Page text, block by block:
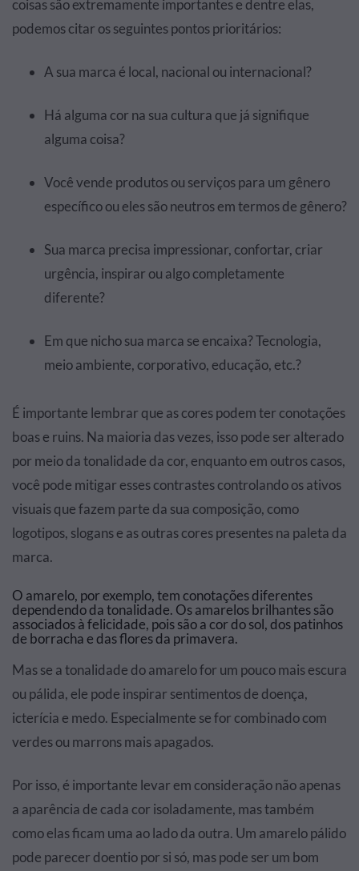
coisas são extremamente importantes e dentre elas,
podemos citar os seguintes pontos prioritários:
A sua marca é local, nacional ou internacional?
Há alguma cor na sua cultura que já signifique
alguma coisa?
Você vende produtos ou serviços para um gênero
específico ou eles são neutros em termos de gênero?
Sua marca precisa impressionar, confortar, criar
urgência, inspirar ou algo completamente
diferente?
Em que nicho sua marca se encaixa? Tecnologia,
meio ambiente, corporativo, educação, etc.?
É importante lembrar que as cores podem ter conotações
boas e ruins. Na maioria das vezes, isso pode ser alterado
por meio da tonalidade da cor, enquanto em outros casos,
você pode mitigar esses contrastes controlando os ativos
visuais que fazem parte da sua composição, como
logotipos, slogans e as outras cores presentes na paleta da
marca.
O amarelo, por exemplo, tem conotações diferentes
dependendo da tonalidade. Os amarelos brilhantes são
associados à felicidade, pois são a cor do sol, dos patinhos
de borracha e das flores da primavera.
Mas se a tonalidade do amarelo for um pouco mais escura
ou pálida, ele pode inspirar sentimentos de doença,
icterícia e medo. Especialmente se for combinado com
verdes ou marrons mais apagados.
Por isso, é importante levar em consideração não apenas
a aparência de cada cor isoladamente, mas também
como elas ficam uma ao lado da outra. Um amarelo pálido
pode parecer doentio por si só, mas pode ser um bom